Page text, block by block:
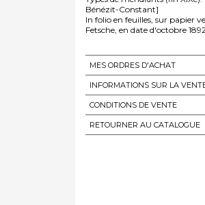
Bénézit-Constant]
In folio en feuilles, sur papier
Fetsche, en date d'octobre
MES ORDRES D'ACHAT
INFORMATIONS SUR LA
CONDITIONS DE VENTE
RETOURNER AU CATALOGUE